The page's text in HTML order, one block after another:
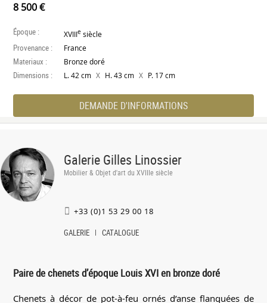
8 500 €
Époque : XVIIIe siècle
Provenance : France
Materiaux : Bronze doré
Dimensions : L. 42 cm X H. 43 cm X P. 17 cm
DEMANDE D'INFORMATIONS
Galerie Gilles Linossier
Mobilier & Objet d'art du XVIIIe siècle
+33 (0)1 53 29 00 18
GALERIE CATALOGUE
Paire de chenets d’époque Louis XVI en bronze doré
Chenets à décor de pot-à-feu ornés d’anse flanquées de